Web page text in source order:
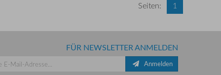
Seiten: 1
FÜR NEWSLETTER ANMELDEN
Anmelden